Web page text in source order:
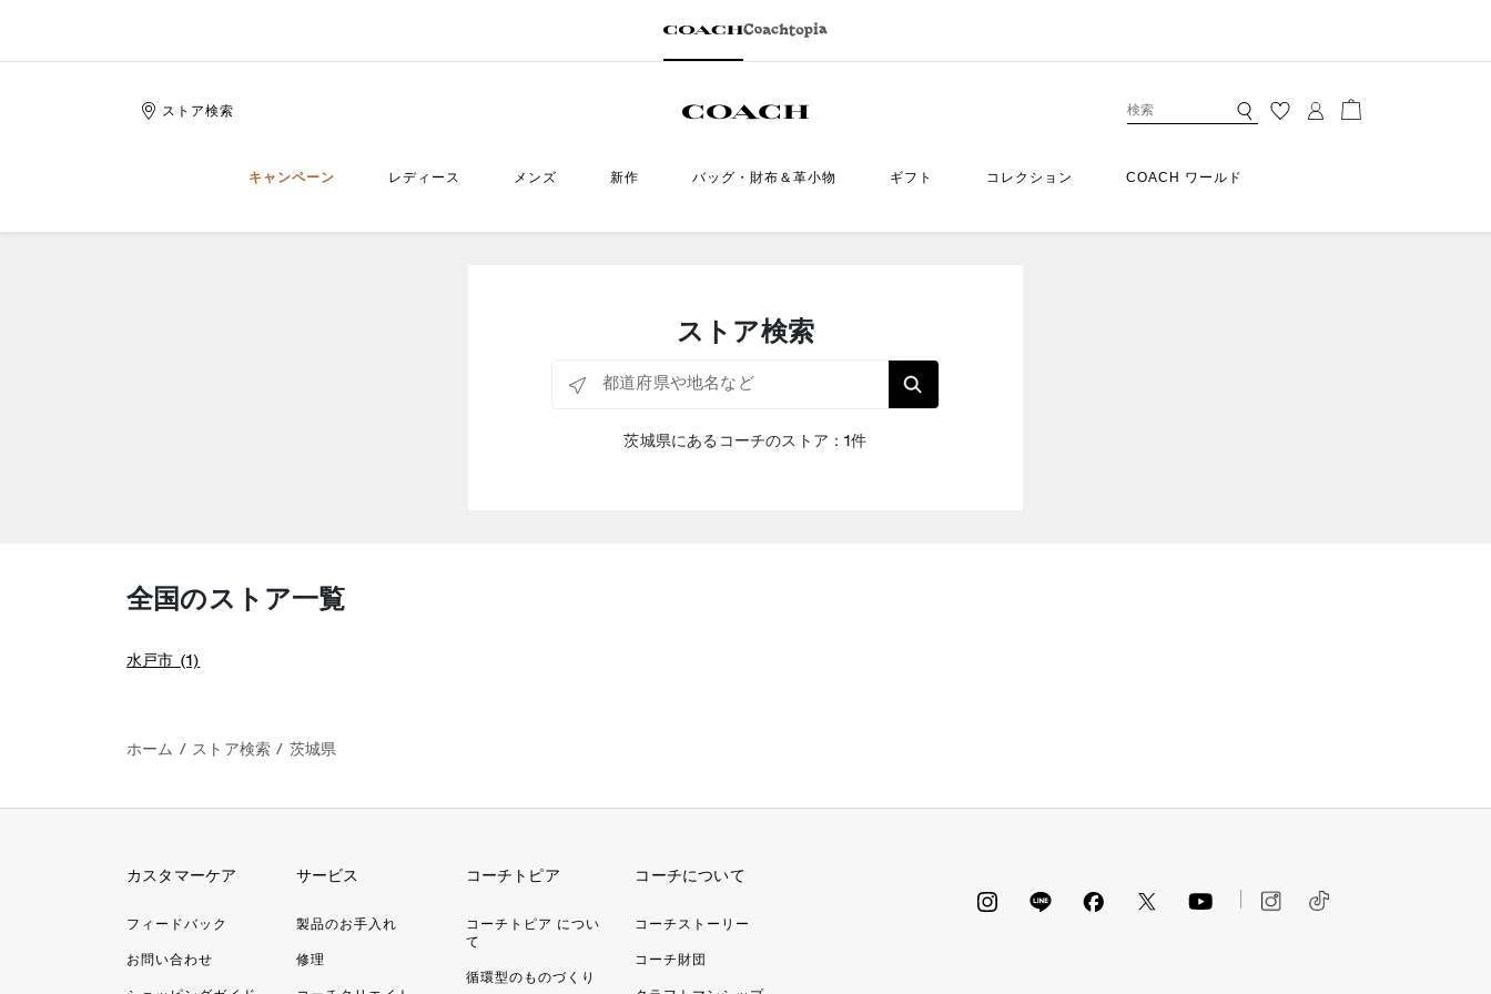
ストア検索
キャンペーン レディース メンズ 新作 バッグ・財布＆革小物 ギフト コレクション COACH ワールド
ストア検索
都道府県や地名など
茨城県にあるコーチのストア：1件
全国のストア一覧
水戸市 (1)
ホーム / ストア検索 / 茨城県
カスタマーケア
フィードバック
お問い合わせ
サービス
製品のお手入れ
修理
コーチトピア
コーチトピア につい
て
循環型のものづくり
コーチについて
コーチストーリー
コーチ財団